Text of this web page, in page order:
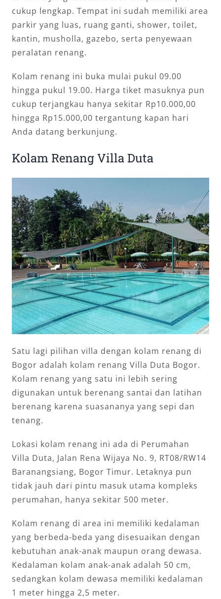
cukup lengkap. Tempat ini sudah memiliki area
parkir yang luas, ruang ganti, shower, toilet,
kantin, musholla, gazebo, serta penyewaan
peralatan renang.
Kolam renang ini buka mulai pukul 09.00
hingga pukul 19.00. Harga tiket masuknya pun
cukup terjangkau hanya sekitar Rp10.000,00
hingga Rp15.000,00 tergantung kapan hari
Anda datang berkunjung.
Kolam Renang Villa Duta
Satu lagi pilihan villa dengan kolam renang di
Bogor adalah kolam renang Villa Duta Bogor.
Kolam renang yang satu ini lebih sering
digunakan untuk berenang santai dan latihan
berenang karena suasananya yang sepi dan
tenang.
Lokasi kolam renang ini ada di Perumahan
Villa Duta, Jalan Rena Wijaya No. 9, RT08/RW14
Baranangsiang, Bogor Timur. Letaknya pun
tidak jauh dari pintu masuk utama kompleks
perumahan, hanya sekitar 500 meter.
Kolam renang di area ini memiliki kedalaman
yang berbeda-beda yang disesuaikan dengan
kebutuhan anak-anak maupun orang dewasa.
Kedalaman kolam anak-anak adalah 50 cm,
sedangkan kolam dewasa memiliki kedalaman
1 meter hingga 2,5 meter.